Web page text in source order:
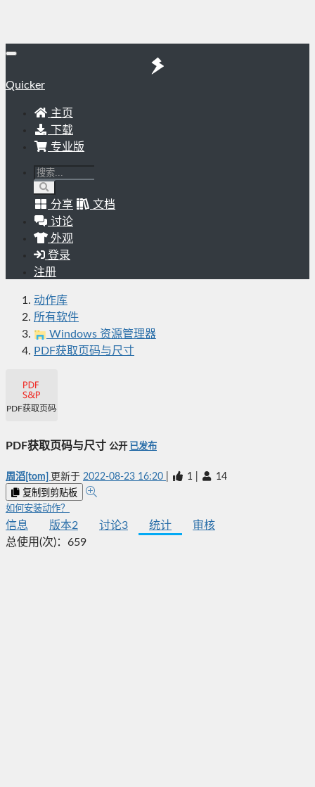
Quicker
主页
下载
专业版
分享
文档
讨论
外观
登录
注册
动作库
所有软件
Windows 资源管理器
PDF获取页码与尺寸
PDF获取页码与尺寸
PDF获取页码与尺寸 公开 已发布
周滔[tom] 更新于 2022-08-23 16:20 1 14
复制到剪贴板
如何安装动作？
信息 版本2 讨论3 统计
审核
总使用(次)： 659